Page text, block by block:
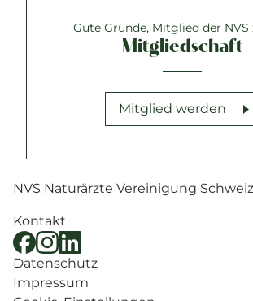
Gute Gründe, Mitglied der NVS
Mitgliedschaft
Mitglied werden
NVS Naturärzte Vereinigung Schweiz
Kontakt
Datenschutz
Impressum